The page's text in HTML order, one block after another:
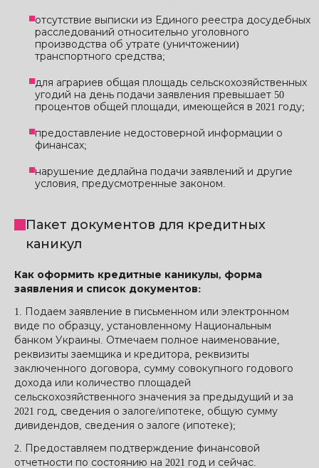
отсутствие выписки из Единого реестра досудебных
расследований относительно уголовного
производства об утрате (уничтожении)
транспортного средства;
для аграриев общая площадь сельскохозяйственных
угодий на день подачи заявления превышает 50
процентов общей площади, имеющейся в 2021 году;
предоставление недостоверной информации о
финансах;
нарушение дедлайна подачи заявлений и другие
условия, предусмотренные законом.
Пакет документов для кредитных
каникул
Как оформить кредитные каникулы, форма
заявления и список документов:
1. Подаем заявление в письменном или электронном
виде по образцу, установленному Национальным
банком Украины. Отмечаем полное наименование,
реквизиты заемщика и кредитора, реквизиты
заключенного договора, сумму совокупного годового
дохода или количество площадей
сельскохозяйственного значения за предыдущий и за
2021 год, сведения о залоге/ипотеке, общую сумму
дивидендов, сведения о залоге (ипотеке);
2. Предоставляем подтверждение финансовой
отчетности по состоянию на 2021 год и сейчас.